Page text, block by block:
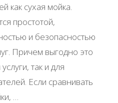
как сухая мойка.
простотой,
и безопасностью
Причем выгодно это
так и для
Если сравнивать
…